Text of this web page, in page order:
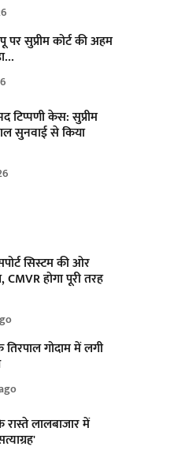
पर सुप्रीम कोर्ट की अहम
टिप्पणी केस: सुप्रीम
सुनवाई से किया
सिस्टम की ओर
CMVR होगा पूरी तरह
तिरपाल गोदाम में लगी
रास्ते लालबाजार में